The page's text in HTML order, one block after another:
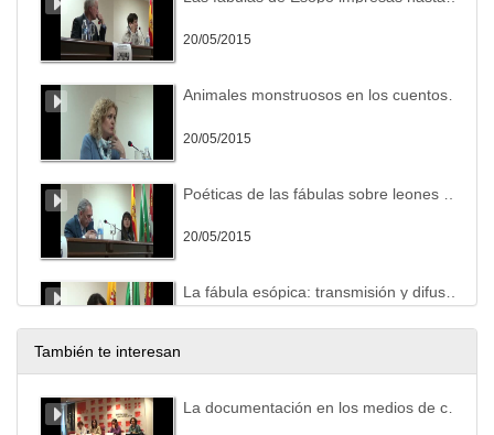
20/05/2015
20/05/2015
20/05/2015
También te interesan